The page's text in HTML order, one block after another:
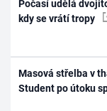
Počasí udělá
kdy se vrátí tropy
Masová střelba v
Student po útoku